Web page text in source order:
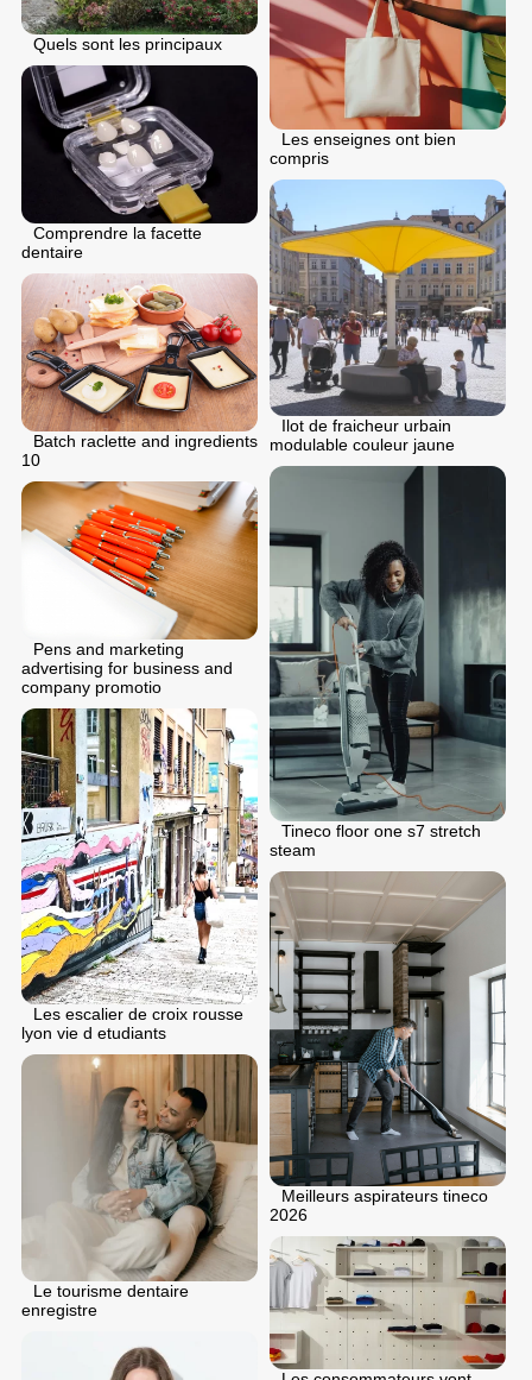
Quels sont les principaux
Les enseignes ont bien
compris
Comprendre la facette
dentaire
Ilot de fraicheur urbain
modulable couleur jaune
Batch raclette and ingredients
10
Tineco floor one s7 stretch
steam
Pens and marketing
advertising for business and
company promotio
Les escalier de croix rousse
lyon vie d etudiants
Meilleurs aspirateurs tineco
2026
Le tourisme dentaire
enregistre